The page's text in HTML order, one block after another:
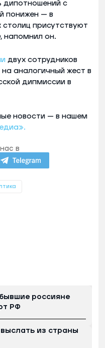
дипотношений с
понижен — в
присутствуют
напомнил он.
двух сотрудников
аналогичный жест в
дипмиссии в
новости — в нашем
в
россияне
РФ
из страны